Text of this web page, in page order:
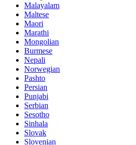
Malayalam
Maltese
Maori
Marathi
Mongolian
Burmese
Nepali
Norwegian
Pashto
Persian
Punjabi
Serbian
Sesotho
Sinhala
Slovak
Slovenian